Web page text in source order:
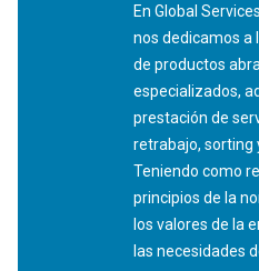
En Global
nos dedicamos a
de productos
especializados,
prestación de
retrabajo, sorting
Teniendo como
principios de la
los valores de la
las necesidades